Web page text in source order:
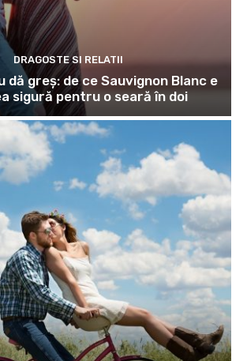
DRAGOSTE SI RELATII
dă greș: de ce Sauvignon Blanc e
sigură pentru o seară în doi